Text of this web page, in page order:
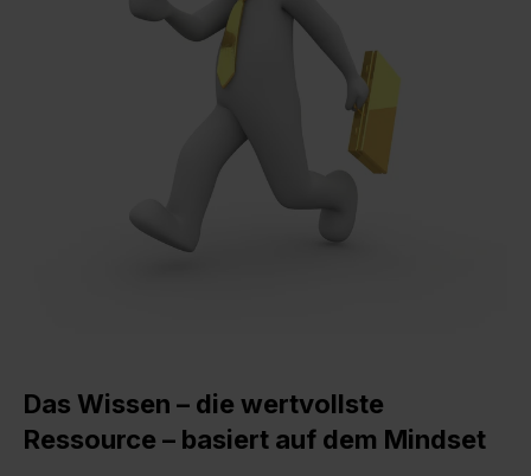
Das Wissen – die wertvollste
Ressource – basiert auf dem Mindset